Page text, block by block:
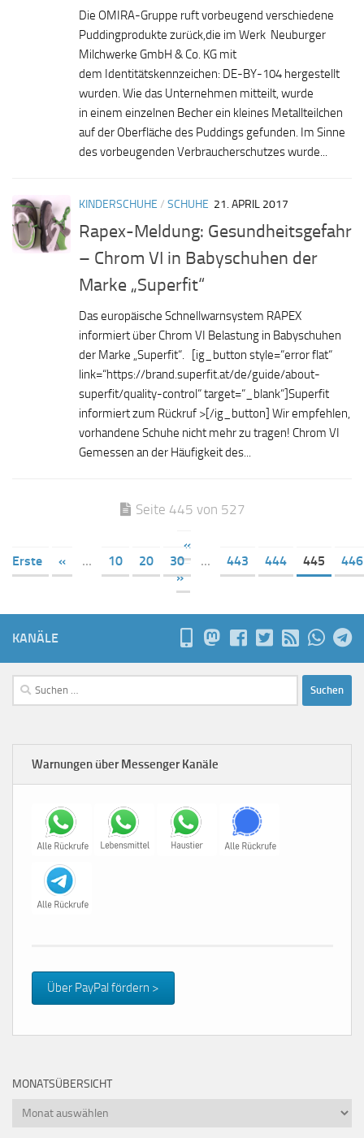
Die OMIRA-Gruppe ruft vorbeugend verschiedene
Puddingprodukte zurück,die im Werk Neuburger
Milchwerke GmbH & Co. KG mit
dem Identitätskennzeichen: DE-BY-104 hergestellt
wurden. Wie das Unternehmen mitteilt, wurde
in einem einzelnen Becher ein kleines Metallteilchen
auf der Oberfläche des Puddings gefunden. Im Sinne
des vorbeugenden Verbraucherschutzes wurde...
KINDERSCHUHE / SCHUHE 21. APRIL 2017
Rapex-Meldung: Gesundheitsgefahr
– Chrom VI in Babyschuhen der
Marke „Superfit“
Das europäische Schnellwarnsystem RAPEX
informiert über Chrom VI Belastung in Babyschuhen
der Marke „Superfit“. [ig_button style=“error flat“
link=“https://brand.superfit.at/de/guide/about-
superfit/quality-control“ target=“_blank“]Superfit
informiert zum Rückruf >[/ig_button] Wir empfehlen,
vorhandene Schuhe nicht mehr zu tragen! Chrom VI
Gemessen an der Häufigkeit des...
Seite 445 von 527
«
Erste
« ... 10 20 30 ... 443 444 445
446
»
KANÄLE
Suchen
nach:
Warnungen über Messenger Kanäle
Über PayPal fördern >
MONATSÜBERSICHT
Monatsübersicht